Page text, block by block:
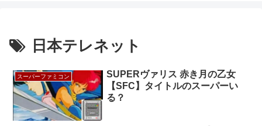
日本テレネット
スーパーファミコン
SUPERヴァリス 赤き月の乙女
【SFC】タイトルのスーパーい
る？